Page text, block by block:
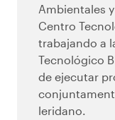
Ambientales
Centro
trabajando a
Tecnológico
de ejecutar
leridano.